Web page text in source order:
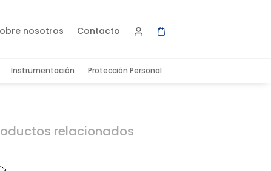
nosotros Contacto
Instrumentación Protección Personal
relacionados